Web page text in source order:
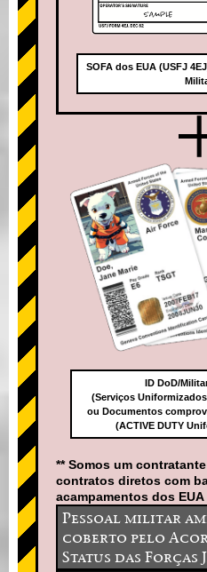
SOFA dos EUA (USFJ
ID DoD/
(Serviços Uniformizados
ou Documentos
(ACTIVE DUTY
** Somos um
contratos diretos com
acampamentos dos
Pessoal militar
coberto pelo
Status das Forças